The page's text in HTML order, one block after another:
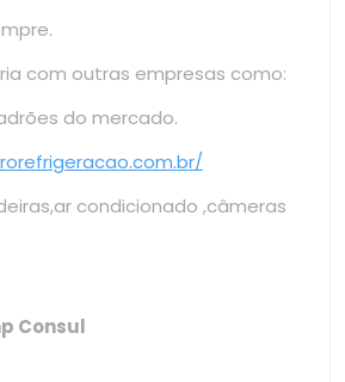
com outras empresas como:
do mercado.
condicionado ,câmeras
Consul